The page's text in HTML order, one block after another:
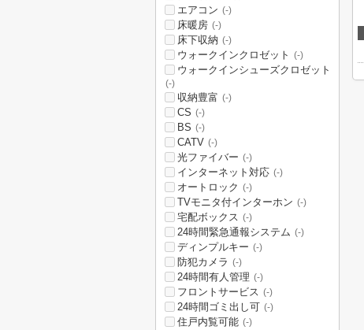
エアコン (-)
床暖房 (-)
床下収納 (-)
ウォークインクロゼット (-)
ウォークインシューズクロゼット
(-)
収納豊富 (-)
CS (-)
BS (-)
CATV (-)
光ファイバー (-)
インターネット対応 (-)
オートロック (-)
TVモニタ付インターホン (-)
宅配ボックス (-)
24時間緊急通報システム (-)
ディンプルキー (-)
防犯カメラ (-)
24時間有人管理 (-)
フロントサービス (-)
24時間ゴミ出し可 (-)
住戸内覧可能 (-)